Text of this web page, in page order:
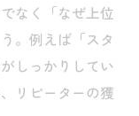
なく「なぜ上位
。例えば「スタ
しっかりしてい
リピーターの獲